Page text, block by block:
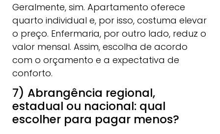
Geralmente, sim. Apartamento oferece
quarto individual e, por isso, costuma elevar
o preço. Enfermaria, por outro lado, reduz o
valor mensal. Assim, escolha de acordo
com o orçamento e a expectativa de
conforto.
7) Abrangência regional,
estadual ou nacional: qual
escolher para pagar menos?